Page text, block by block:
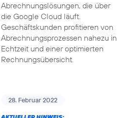
Abrechnungslösungen, die über
die Google Cloud läuft.
Geschäftskunden profitieren von
Abrechnungsprozessen nahezu in
Echtzeit und einer optimierten
Rechnungsübersicht.
28. Februar 2022